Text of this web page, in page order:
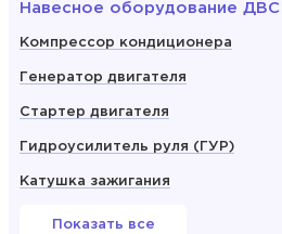
Навесное оборудование ДВС
Компрессор кондиционера
Генератор двигателя
Стартер двигателя
Гидроусилитель руля (ГУР)
Катушка зажигания
Показать все